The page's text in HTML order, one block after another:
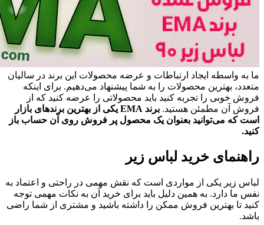
ما به واسطه ایجاد ارتباطات و عرضه محصولات این برند در سالیان
متعدد، بهترین محصولات را به شما پیشنهاد می‌دهیم. برای اینکه
فروش خوبی را تجربه کنید باید محصولاتی را عرضه کنید که از
فروش آن مطمئن هستید.
برند EMA یکی از بهترین برندهای بازار
است که می‌توانید بعنوان یک محصول پر فروش روی آن حساب باز
کنید.
راهنمای خرید لباس زیر
لباس زیر یکی از مواردی است که نقش مهمی در راحتی و اعتماد به
نفس ما دارد. به همین دلیل باید برای خرید آن به نکات مهمی توجه
کنید تا بهترین فروش ممکن را داشته باشید و مشتری از شما راضی
باشد.